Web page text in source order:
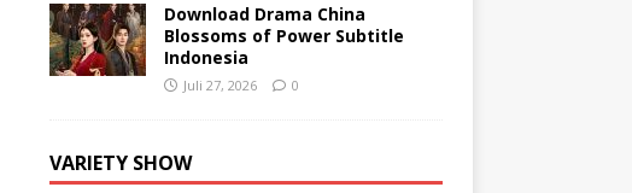
Download Drama China
Blossoms of Power Subtitle
Indonesia
Juli 27, 2026 0
VARIETY SHOW